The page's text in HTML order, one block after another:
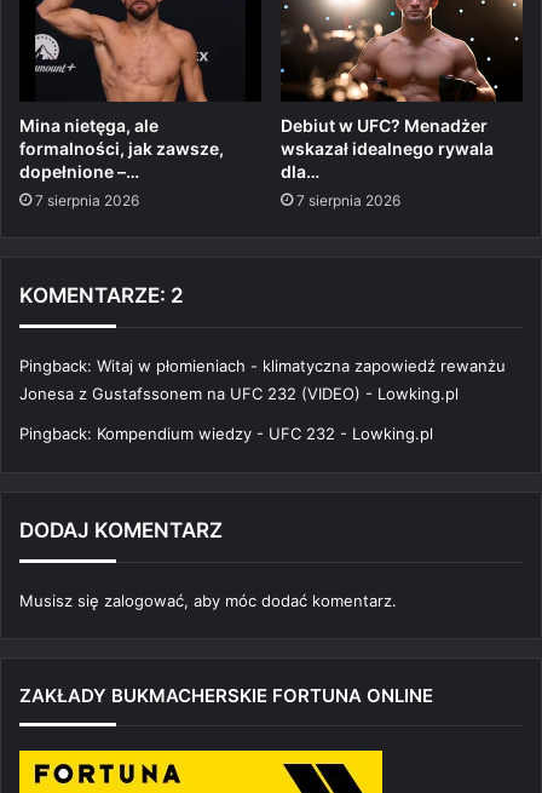
Mina nietęga, ale
formalności, jak zawsze,
dopełnione –…
7 sierpnia 2026
Debiut w UFC? Menadżer
wskazał idealnego rywala
dla…
7 sierpnia 2026
KOMENTARZE: 2
Pingback: Witaj w płomieniach - klimatyczna zapowiedź rewanżu
Jonesa z Gustafssonem na UFC 232 (VIDEO) - Lowking.pl
Pingback: Kompendium wiedzy - UFC 232 - Lowking.pl
DODAJ KOMENTARZ
Musisz się zalogować, aby móc dodać komentarz.
ZAKŁADY BUKMACHERSKIE FORTUNA ONLINE